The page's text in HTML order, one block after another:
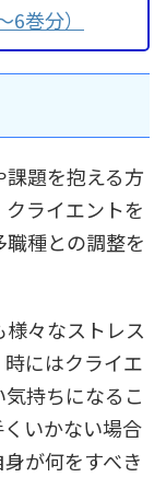
巻分）
題を抱える方
ライエントを
種との調整を
々なストレス
にはクライエ
持ちになるこ
いかない場合
が何をすべき